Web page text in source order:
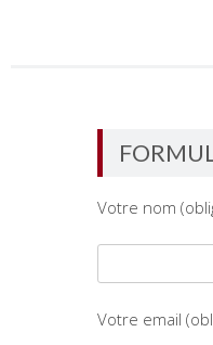
Votre nom
Votre email